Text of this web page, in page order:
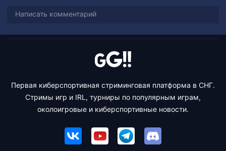
Написать комментарий
Первая киберспортивная стриминговая платформа в СНГ.
Стримы игр и IRL, турниры по популярным играм,
околоигровые и киберспортивные новости.